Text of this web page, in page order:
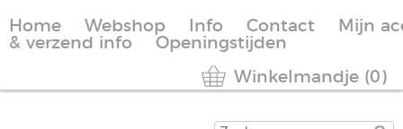
Home Webshop Info Contact
Mijn
& verzend info
Openingstijden
Winkelmandje (0)